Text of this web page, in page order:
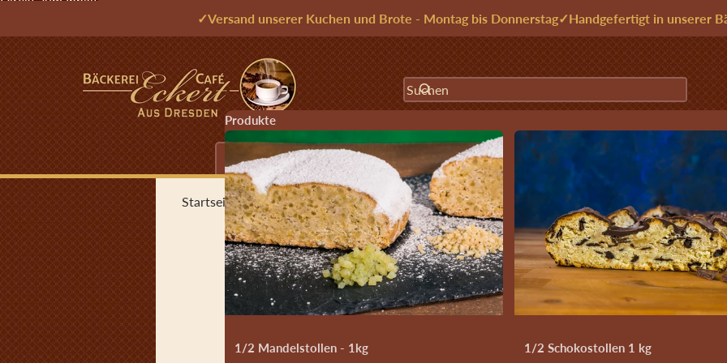
✓Versand unserer Kuchen und Brote - Montag bis Donnerstag✓Handgefertigt in unserer
Suchen
Produkte
1/2 Mandelstollen - 1kg 1/2 Schokostollen 1 kg
Echter Dresdner Christstollen Stollen Backwaren Saisonales
Startseite›Echter Dresdner Christstollen® – ein Genuss!›
Dresdner Christstollen® 2kg
Zu Produktinformationen springen